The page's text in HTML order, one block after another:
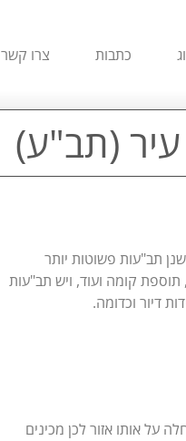
כתבות צרו קשר
עיר (תב"ע)
תב"עות פשוטות יותר
תוספת קומה ועוד, ויש תב"עות
דיור וכדומה.
על אותו אזור לכן מכינים